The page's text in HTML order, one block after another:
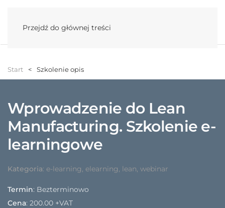
Przejdź do głównej treści
Start Szkolenie opis
Wprowadzenie do Lean
Manufacturing. Szkolenie e-
learningowe
Kategoria: e-learning, elearning, lean, webinar
Termin: Bezterminowo
Cena: 200.00 +VAT